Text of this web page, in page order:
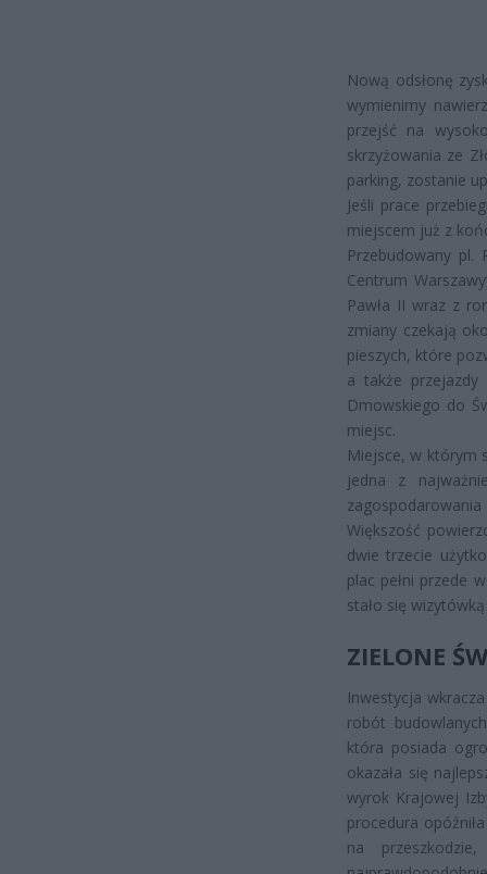
Nową odsłonę
wymienimy
przejść na
skrzyżowania ze
parking, zostanie
Jeśli prace
miejscem już z
Przebudowany pl.
Centrum
Pawła II wraz z
zmiany czekają
pieszych, które
a także
Dmowskiego do
miejsc.
Miejsce, w którym
jedna z
Większość
dwie trzecie
plac pełni przede
stało się
ZIELONE
Inwestycja
robót
która posiada
okazała się
wyrok Krajowej
procedura
na